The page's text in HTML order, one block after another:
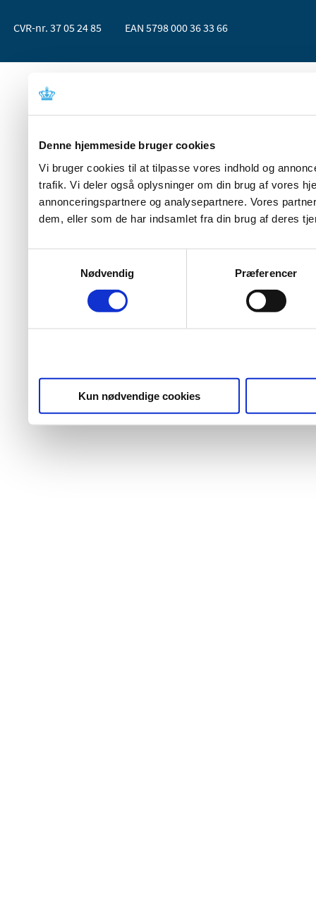
Denne hjemmeside bruger cookies
Vi bruger cookies til at tilpasse vores indhold og
trafik. Vi deler også oplysninger om din brug af vores
annonceringspartnere og analysepartnere. Vores
dem, eller som de har indsamlet fra din brug af deres
Nødvendig
Præferencer
Kun nødvendige cookies
CVR-nr. 37 05 24 85 EAN 5798 000 36 33 66